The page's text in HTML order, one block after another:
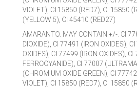
VIOLET), CI 15850 (RED7), CI 15850
(YELLOW 5), CI 45410 (RED27)
AMARANTO: MAY CONTAIN +/-: CI
DIOXIDE), CI 77491 (IRON OXIDES),
OXIDES), CI 77499 (IRON OXIDES), CI
FERROCYANIDE), CI 77007
(CHROMIUM OXIDE GREEN), CI
VIOLET), CI 15850 (RED7), CI 15850